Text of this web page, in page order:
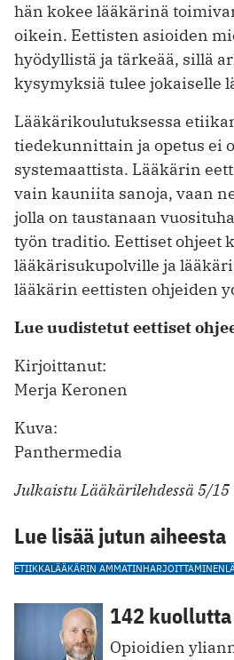
hän kokee lääkärinä
oikein. Eettisten asioiden
hyödyllistä ja tärkeää, sillä
kysymyksiä tulee jokaiselle
Lääkärikoulutuksessa
tiedekunnittain ja opetus ei
systemaattista. Lääkärin
vain kauniita sanoja, vaan
jolla on taustanaan
työn traditio. Eettiset ohjeet
lääkärisukupolville ja
lääkärin eettisten ohjeiden
Lue uudistetut eettiset
Kirjoittanut:
Merja Keronen
Kuva:
Panthermedia
Julkaistu Lääkärilehdessä 5/15
Lue lisää jutun aiheesta
ETIIKKALÄÄKÄRIN AMMATINHARJOITTAMINEN
142
Opioidien